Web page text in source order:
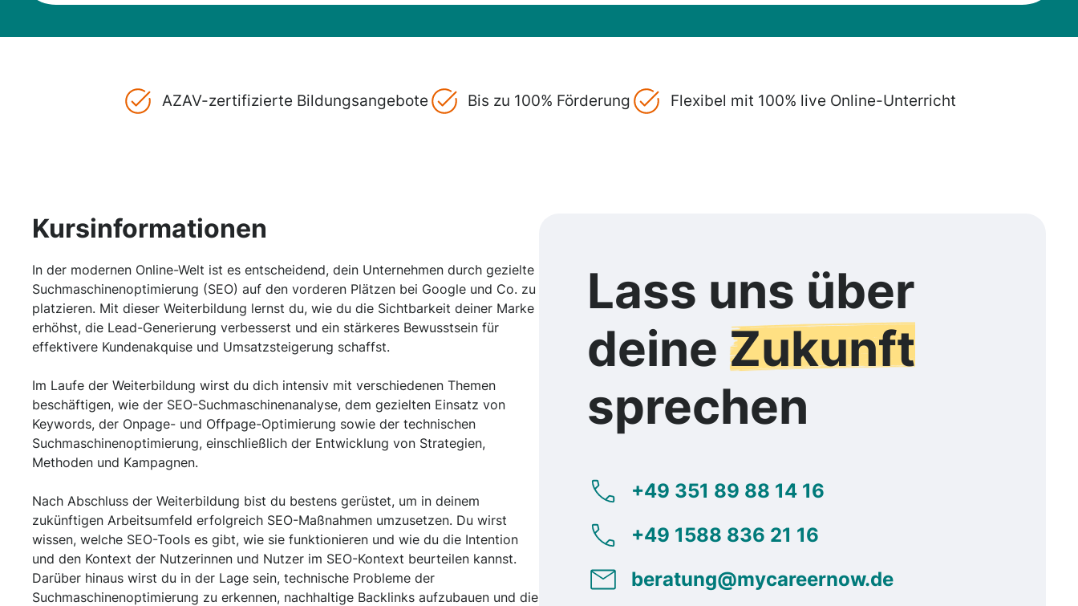
AZAV-zertifizierte Bildungsangebote Bis zu 100% Förderung Flexibel mit 100% live Online-Unterricht
Kursinformationen
In der modernen Online-Welt ist es entscheidend, dein Unternehmen durch gezielte
Suchmaschinenoptimierung (SEO) auf den vorderen Plätzen bei Google und Co. zu
platzieren. Mit dieser Weiterbildung lernst du, wie du die Sichtbarkeit deiner Marke
erhöhst, die Lead-Generierung verbesserst und ein stärkeres Bewusstsein für
effektivere Kundenakquise und Umsatzsteigerung schaffst.
Im Laufe der Weiterbildung wirst du dich intensiv mit verschiedenen Themen
beschäftigen, wie der SEO-Suchmaschinenanalyse, dem gezielten Einsatz von
Keywords, der Onpage- und Offpage-Optimierung sowie der technischen
Suchmaschinenoptimierung, einschließlich der Entwicklung von Strategien,
Methoden und Kampagnen.
Nach Abschluss der Weiterbildung bist du bestens gerüstet, um in deinem
zukünftigen Arbeitsumfeld erfolgreich SEO-Maßnahmen umzusetzen. Du wirst
wissen, welche SEO-Tools es gibt, wie sie funktionieren und wie du die Intention
und den Kontext der Nutzerinnen und Nutzer im SEO-Kontext beurteilen kannst.
Darüber hinaus wirst du in der Lage sein, technische Probleme der
Suchmaschinenoptimierung zu erkennen, nachhaltige Backlinks aufzubauen und die
Lass uns über
deine Zukunft
sprechen
+49 351 89 88 14 16
+49 1588 836 21 16
beratung@mycareernow.de